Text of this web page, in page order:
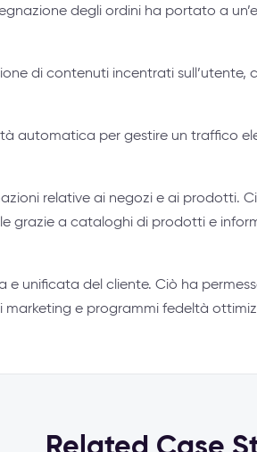
degli ordini ha portato a
di contenuti incentrati sull’utente,
automatica per gestire un traffico
relative ai negozi e ai prodotti.
grazie a cataloghi di prodotti e
unificata del cliente. Ciò ha
e programmi fedeltà